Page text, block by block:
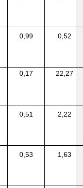
0,99 0,52
0,17 22,27
0,51 2,22
0,53 1,63